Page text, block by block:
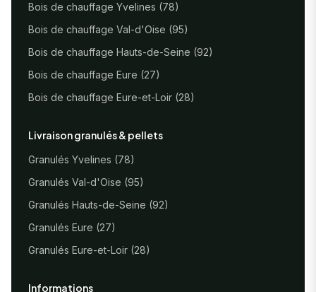
Bois de chauffage Yvelines (78)
Bois de chauffage Val-d'Oise (95)
Bois de chauffage Hauts-de-Seine (92)
Bois de chauffage Eure (27)
Bois de chauffage Eure-et-Loir (28)
Livraison granulés & pellets
Granulés Yvelines (78)
Granulés Val-d'Oise (95)
Granulés Hauts-de-Seine (92)
Granulés Eure (27)
Granulés Eure-et-Loir (28)
Informations